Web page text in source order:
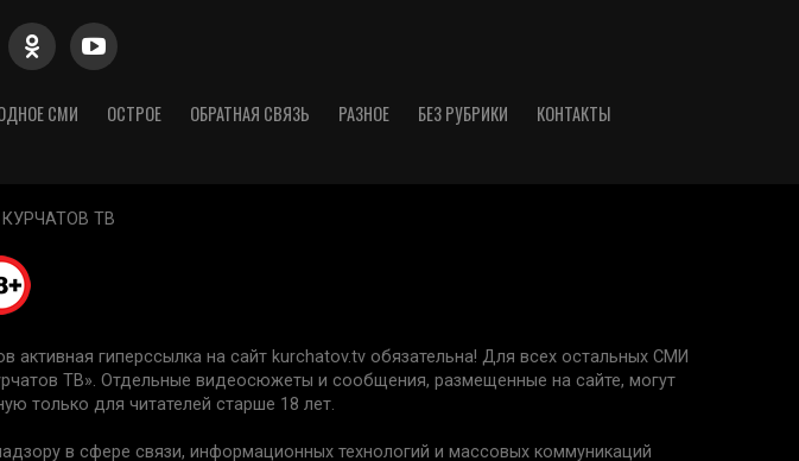
СМИ ОСТРОЕ ОБРАТНАЯ СВЯЗЬ РАЗНОЕ БЕЗ РУБРИКИ КОНТАКТЫ
КУРЧАТОВ ТВ
гиперссылка на сайт kurchatov.tv обязательна! Для всех остальных СМИ
ТВ». Отдельные видеосюжеты и сообщения, размещенные на сайте, могут
только для читателей старше 18 лет.
в сфере связи, информационных технологий и массовых коммуникаций